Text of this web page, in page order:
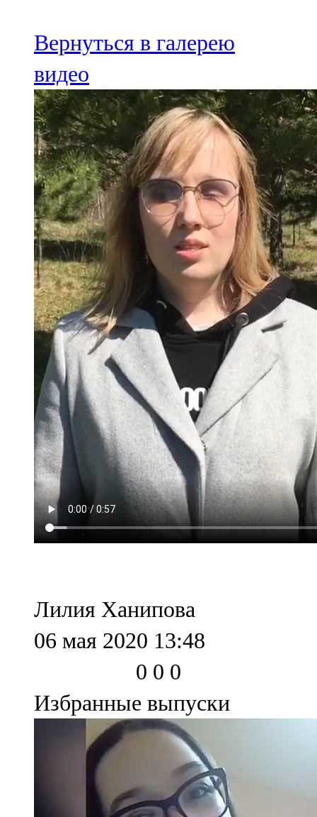
100,3 FM
Зәй
106,6 FM
Кадыбаш
105,2 FM
Казан
91,5 FM
Кайбыч
106,1 FM
Кама тамагы
71,51 FM
Кукмара
107,9 FM
Лениногорский
102,1 FM
Мамадыш
106,2 FM
Мөслим
100,0 FM
104,7 FM
Олы Әтнә
71,42 FM
Сарман
Вернуться в галерею
видео
Лилия Ханипова
06 мая 2020 13:48
0 0 0
Избранные выпуски